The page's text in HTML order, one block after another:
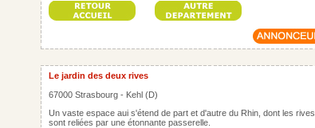
Le jardin des deux rives
67000 Strasbourg - Kehl (D)
Un vaste espace aui s'étend de part et d'autre du Rhin, dont les rives
sont reliées par une étonnante passerelle.